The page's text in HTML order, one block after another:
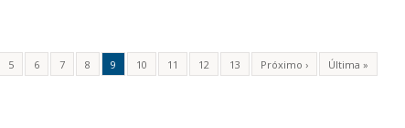
5 6 7 8 9 10 11 12 13 Próximo › Última »